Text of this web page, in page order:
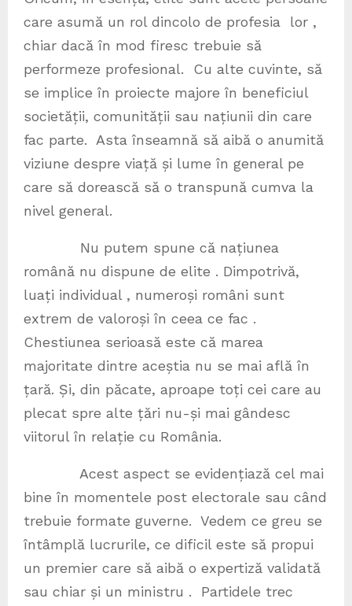
care asumă un rol dincolo de profesia lor ,
chiar dacă în mod firesc trebuie să
performeze profesional. Cu alte cuvinte, să
se implice în proiecte majore în beneficiul
societății, comunității sau națiunii din care
fac parte. Asta înseamnă să aibă o anumită
viziune despre viață și lume în general pe
care să dorească să o transpună cumva la
nivel general.
Nu putem spune că națiunea
română nu dispune de elite . Dimpotrivă,
luați individual , numeroși români sunt
extrem de valoroși în ceea ce fac .
Chestiunea serioasă este că marea
majoritate dintre aceștia nu se mai află în
țară. Și, din păcate, aproape toți cei care au
plecat spre alte țări nu-și mai gândesc
viitorul în relație cu România.
Acest aspect se evidențiază cel mai
bine în momentele post electorale sau când
trebuie formate guverne. Vedem ce greu se
întâmplă lucrurile, ce dificil este să propui
un premier care să aibă o expertiză validată
sau chiar și un ministru . Partidele trec